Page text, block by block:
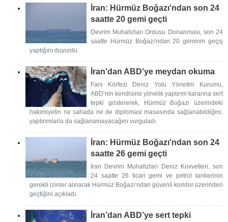
İran: Hürmüz Boğazı'ndan son 24
saatte 20 gemi geçti
Devrim Muhafızları Ordusu Donanması, son 24
saatte Hürmüz Boğazı'ndan 20 geminin geçiş
yaptığını duyurdu.
İran'dan ABD'ye meydan okuma
Fars Körfezi Deniz Yolu Yönetim Kurumu,
ABD’nin kendisine yönelik yaptırım kararına sert
tepki göstererek, Hürmüz Boğazı üzerindeki
hakimiyetin ne sahada ne de diplomasi masasında sağlanabildiğini,
yaptırımlarla da sağlanamayacağını vurguladı.
İran: Hürmüz Boğazı'ndan son 24
saatte 26 gemi geçti
İran Devrim Muhafızları Deniz Kuvvetleri, son
24 saatte 26 ticari gemi ve petrol tankerinin
gerekli izinler alınarak Hürmüz Boğazı’ndan güvenli koridor üzerinden
geçtiğini açıkladı.
İran’dan ABD’ye sert tepki